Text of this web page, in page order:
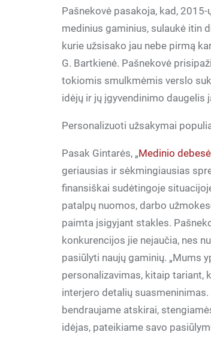
Pašnekovė pasakoja, kad,
medinius gaminius, sulaukė itin
kurie užsisako jau nebe pirmą
G. Bartkienė. Pašnekovė
tokiomis smulkmėmis verslo
idėjų ir jų įgyvendinimo daugelis
Personalizuoti užsakymai
Pasak Gintarės, „Medinio
geriausias ir sėkmingiausias
finansiškai sudėtingoje
patalpų nuomos, darbo
paimta įsigyjant stakles.
konkurencijos jie nejaučia, nes
pasiūlyti naujų gaminių. „Mums
personalizavimas, kitaip tariant,
interjero detalių
bendraujame atskirai,
idėjas, pateikiame savo